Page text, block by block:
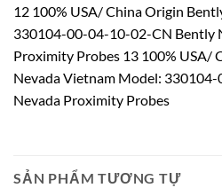
12 100% USA/ China Origin
330104-00-04-10-02-CN Bently
Proximity Probes 13 100% USA/
Nevada Vietnam Model:
Nevada Proximity Probes
SẢN PHẨM TƯƠNG TỰ